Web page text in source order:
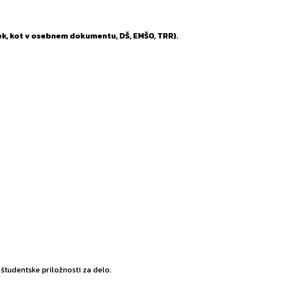
kot v osebnem dokumentu, DŠ, EMŠO, TRR).
priložnosti za delo.